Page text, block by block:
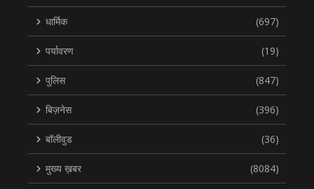
धार्मिक (697)
पर्यावरण (19)
पुलिस (847)
बिज़नेस (396)
बॉलीवुड (36)
मुख्य ख़बर (8084)